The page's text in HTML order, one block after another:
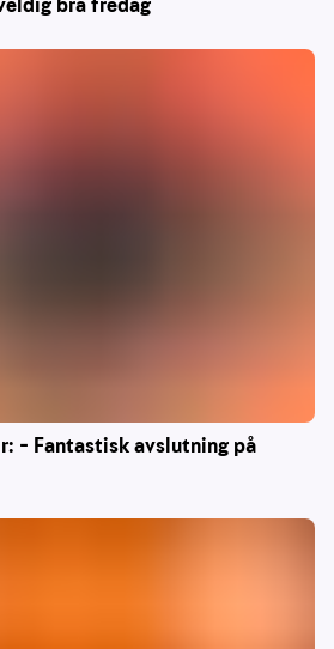
bra fredag
– Fantastisk avslutning på